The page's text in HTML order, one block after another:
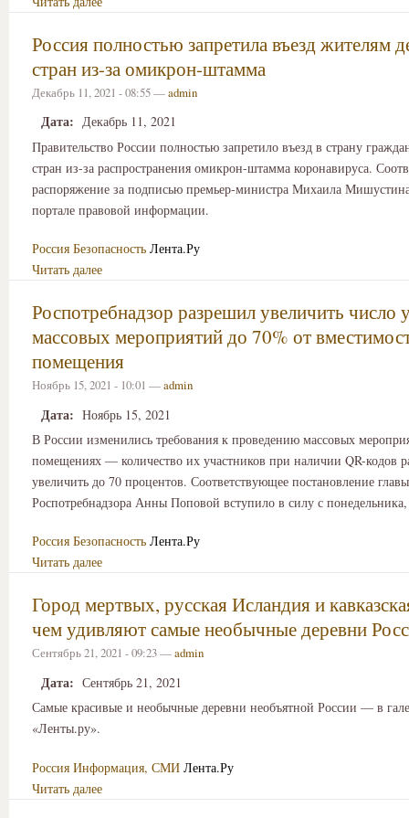
Россия полностью запретила въезд жителям
стран из-за омикрон-штамма
Декабрь 11, 2021 - 08:55 —admin
Дата: Декабрь 11, 2021
Правительство России полностью запретило въезд в страну
стран из-за распространения омикрон-штамма коронавируса.
распоряжение за подписью премьер-министра Михаила
портале правовой информации.
Россия Безопасность Лента.Ру
Читать далее
Роспотребнадзор разрешил увеличить число
массовых мероприятий до 70% от
помещения
Ноябрь 15, 2021 - 10:01 —admin
Дата: Ноябрь 15, 2021
В России изменились требования к проведению массовых
помещениях — количество их участников при наличии QR-кодов
увеличить до 70 процентов. Соответствующее постановление главы
Роспотребнадзора Анны Поповой вступило в силу с
Россия Безопасность Лента.Ру
Читать далее
Город мертвых, русская Исландия и
чем удивляют самые необычные деревни
Сентябрь 21, 2021 - 09:23 —admin
Дата: Сентябрь 21, 2021
Самые красивые и необычные деревни необъятной России — в
«Ленты.ру».
Россия Информация, СМИ Лента.Ру
Читать далее